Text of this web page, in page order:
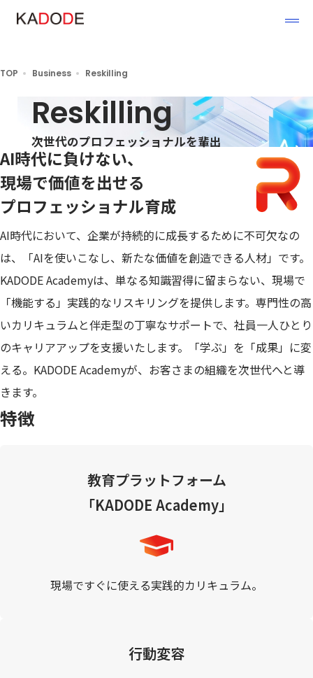
TOP Business Reskilling
Reskilling
次世代のプロフェッショナルを輩出
AI時代に負けない、
現場で価値を出せる
プロフェッショナル育成
AI時代において、企業が持続的に成長するために不可欠なの
は、「AIを使いこなし、新たな価値を創造できる人材」です。
KADODE Academyは、単なる知識習得に留まらない、現場で
「機能する」実践的なリスキリングを提供します。専門性の高
いカリキュラムと伴走型の丁寧なサポートで、社員一人ひとり
のキャリアアップを支援いたします。「学ぶ」を「成果」に変
える。KADODE Academyが、お客さまの組織を次世代へと導
きます。
特徴
教育プラットフォーム
「KADODE Academy」
現場ですぐに使える実践的カリキュラム。
行動変容